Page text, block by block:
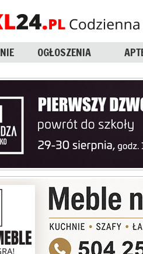
OGŁOSZENIA